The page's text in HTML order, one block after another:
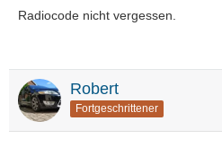
Radiocode nicht vergessen.
Robert
Fortgeschrittener